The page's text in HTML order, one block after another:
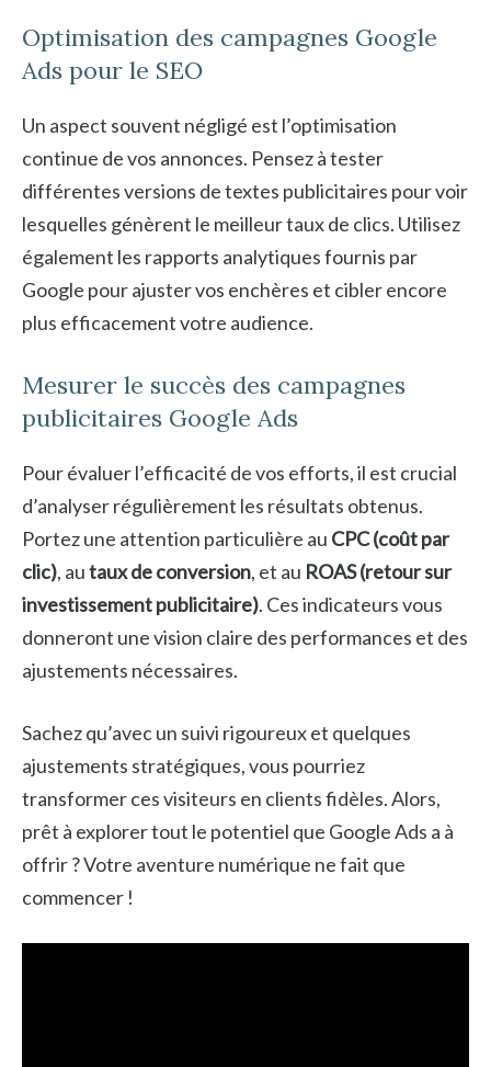
Optimisation des campagnes Google
Ads pour le SEO
Un aspect souvent négligé est l’optimisation
continue de vos annonces. Pensez à tester
différentes versions de textes publicitaires pour voir
lesquelles génèrent le meilleur taux de clics. Utilisez
également les rapports analytiques fournis par
Google pour ajuster vos enchères et cibler encore
plus efficacement votre audience.
Mesurer le succès des campagnes
publicitaires Google Ads
Pour évaluer l’efficacité de vos efforts, il est crucial
d’analyser régulièrement les résultats obtenus.
Portez une attention particulière au CPC (coût par
clic), autaux de conversion, et au ROAS (retour sur
investissement publicitaire). Ces indicateurs vous
donneront une vision claire des performances et des
ajustements nécessaires.
Sachez qu’avec un suivi rigoureux et quelques
ajustements stratégiques, vous pourriez
transformer ces visiteurs en clients fidèles. Alors,
prêt à explorer tout le potentiel que Google Ads a à
offrir ? Votre aventure numérique ne fait que
commencer !